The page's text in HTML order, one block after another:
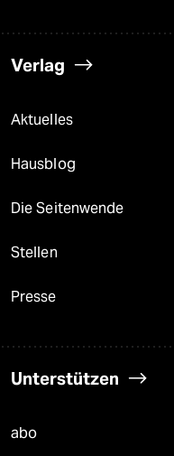
Verlag
Aktuelles
Hausblog
Die Seitenwende
Stellen
Presse
Unterstützen
abo